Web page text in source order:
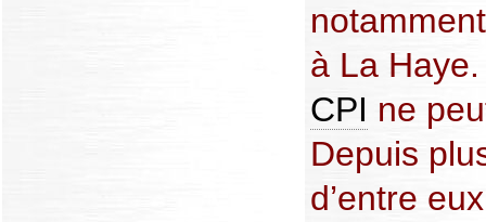
à La
CPI ne
Depuis
d’entre